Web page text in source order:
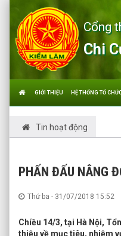
Cổng
Chi
GIỚI THIỆU HỆ THỐNG TỔ
Tin hoạt động
PHẤN ĐẤU NÂNG
Thứ ba - 31/07/2018 15:52
Chiều 14/3, tại Hà Nội,
thiệu về mục tiêu, nhiệm